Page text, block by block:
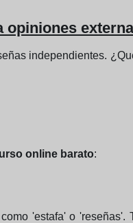
opiniones
independientes.
online barato:
'estafa' o 'reseñas'.